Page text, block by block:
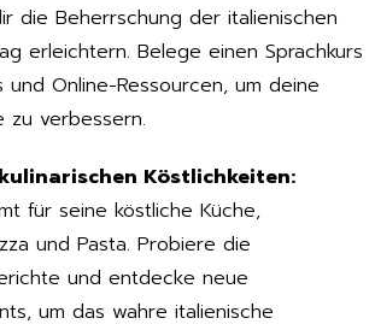
die Beherrschung der italienischen
erleichtern. Belege einen Sprachkurs
Online-Ressourcen, um deine
zu verbessern.
Köstlichkeiten:
für seine köstliche Küche,
und Pasta. Probiere die
und entdecke neue
um das wahre italienische